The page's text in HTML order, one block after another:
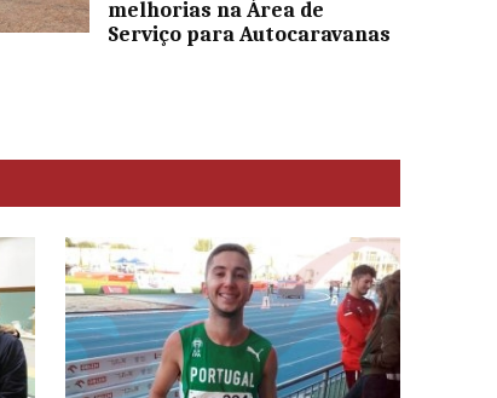
melhorias na Área de
Serviço para Autocaravanas